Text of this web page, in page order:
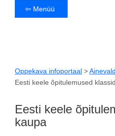
⇦ Menüü
Oppekava infoportaal >
Eesti keele õpitulemused
Eesti keele
kaupa